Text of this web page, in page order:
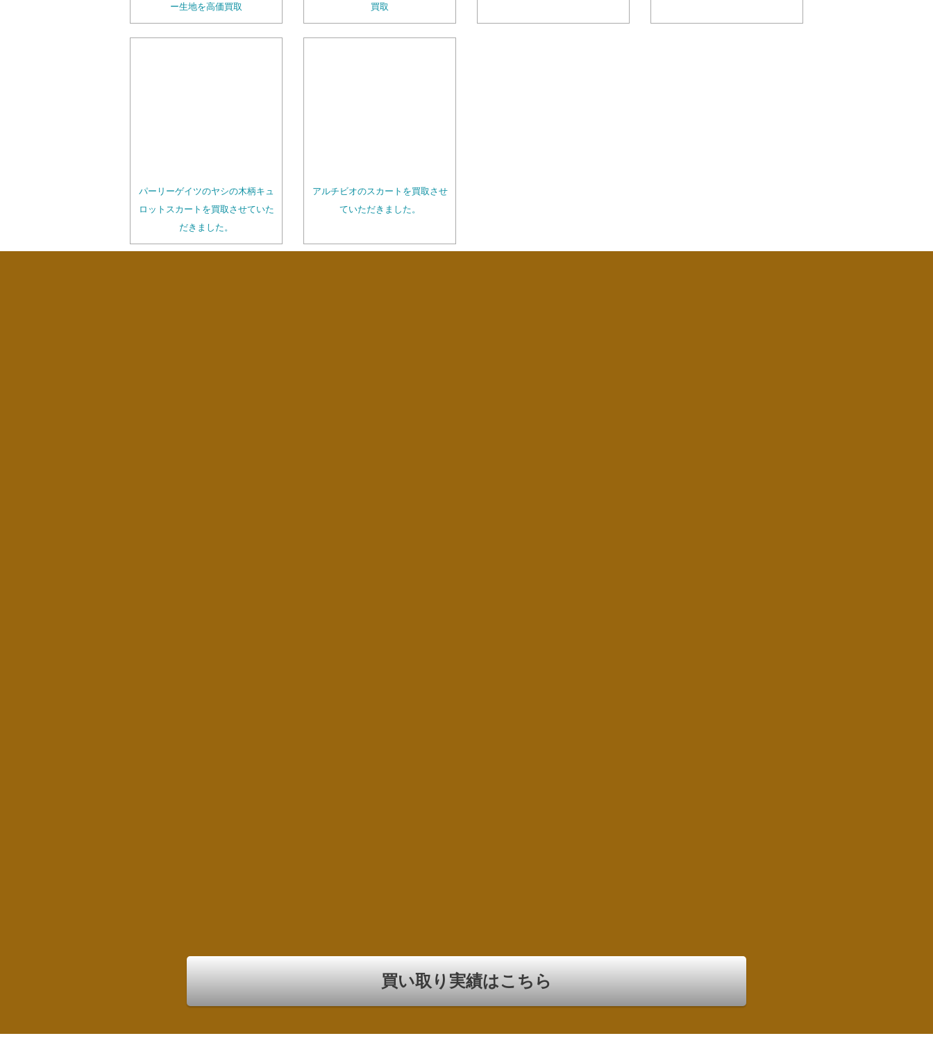
ー生地を高価買取
買取
パーリーゲイツのヤシの木柄キュ
ロットスカートを買取させていた
だきました。
アルチビオのスカートを買取させ
ていただきました。
買い取り実績はこちら